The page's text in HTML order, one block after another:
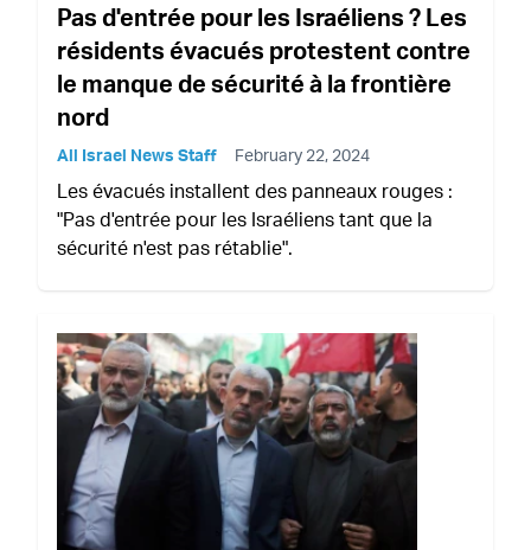
Pas d'entrée pour les Israéliens ? Les
résidents évacués protestent contre
le manque de sécurité à la frontière
nord
All Israel News Staff February 22, 2024
Les évacués installent des panneaux rouges :
"Pas d'entrée pour les Israéliens tant que la
sécurité n'est pas rétablie".